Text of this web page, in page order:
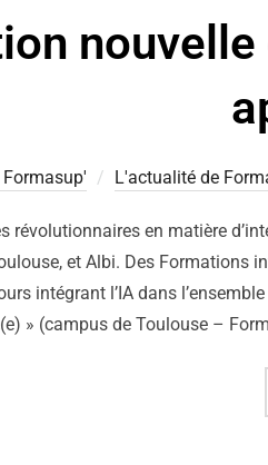
L'actualité de
révolutionnaires en matière
et Albi. Des Formations
intégrant l’IA dans
» (campus de Toulouse –